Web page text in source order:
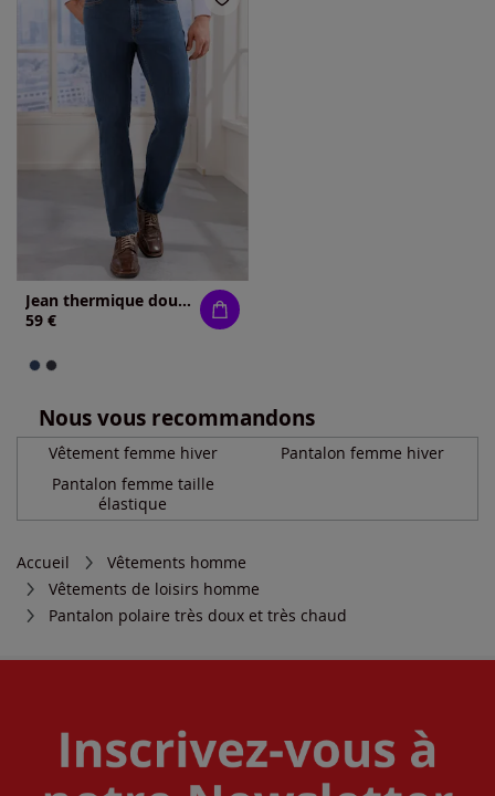
Jean thermique doublure thermique à carreaux
59 €
Nous vous recommandons
Vêtement femme hiver
Pantalon femme hiver
Pantalon femme taille
élastique
Accueil
Vêtements homme
Vêtements de loisirs homme
Pantalon polaire très doux et très chaud